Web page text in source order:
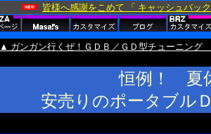
▲ ガンガン行くぜ！ＧＤＢ／ＧＤ型チューニング
恒例！ 夏
安売りのポータブル